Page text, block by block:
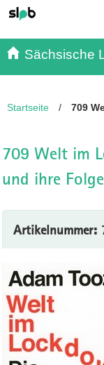
Sächsische
Startseite /
709
709 Welt im
und ihre
Artikelnummer: